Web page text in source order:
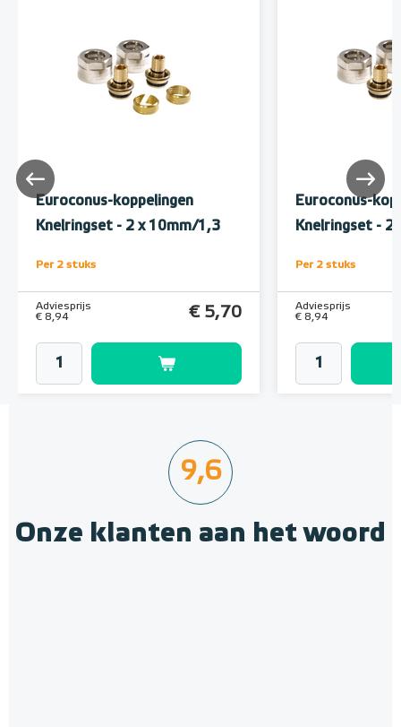
Euroconus-koppelingen
Knelringset - 2 x 10mm/1,3
Per 2 stuks
Adviesprijs
€ 8,94
€ 5,70
Euroconus-
Knelringset - 2
Per 2 stuks
Adviesprijs
€ 8,94
9,6
Onze klanten aan het woord